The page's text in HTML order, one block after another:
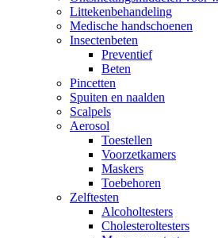
Littekenbehandeling
Medische handschoenen
Insectenbeten
Preventief
Beten
Pincetten
Spuiten en naalden
Scalpels
Aerosol
Toestellen
Voorzetkamers
Maskers
Toebehoren
Zelftesten
Alcoholtesters
Cholesteroltesters